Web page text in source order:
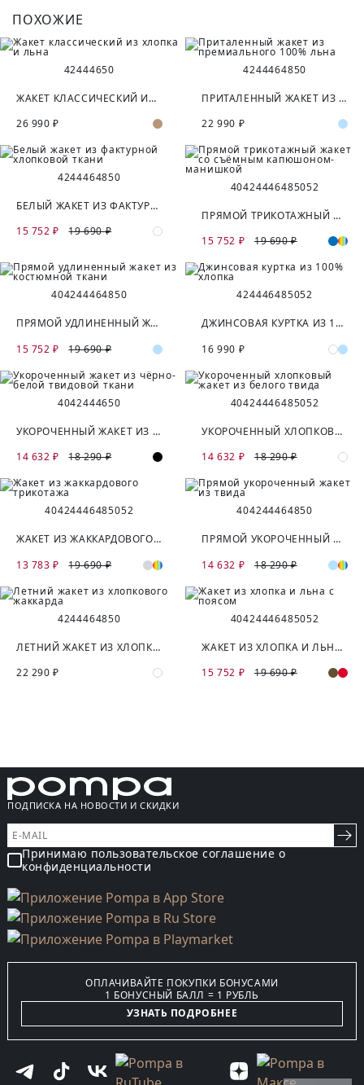
ПОХОЖИЕ
42444650
ЖАКЕТ КЛАCСИЧЕСКИЙ ИЗ ХЛОПКА И ЛЬНА
26 990 ₽
4244464850
ПРИТАЛЕННЫЙ ЖАКЕТ ИЗ ПРЕМИАЛЬНОГО 100% ЛЬНА
22 990 ₽
4244464850
БЕЛЫЙ ЖАКЕТ ИЗ ФАКТУРНОЙ ХЛОПКОВОЙ ТКАНИ
15 752 ₽
19 690 ₽
40424446485052
ПРЯМОЙ ТРИКОТАЖНЫЙ ЖАКЕТ СО СЪЁМНЫМ КАПЮШОНОМ-МАНИШКОЙ
15 752 ₽
19 690 ₽
404244464850
ПРЯМОЙ УДЛИНЕННЫЙ ЖАКЕТ ИЗ КОСТЮМНОЙ ТКАНИ
15 752 ₽
19 690 ₽
424446485052
ДЖИНСОВАЯ КУРТКА ИЗ 100% ХЛОПКА
16 990 ₽
4042444650
УКОРОЧЕННЫЙ ЖАКЕТ ИЗ ЧЁРНО-БЕЛОЙ ТВИДОВОЙ ТКАНИ
14 632 ₽
18 290 ₽
40424446485052
УКОРОЧЕННЫЙ ХЛОПКОВЫЙ ЖАКЕТ ИЗ БЕЛОГО ТВИДА
14 632 ₽
18 290 ₽
40424446485052
ЖАКЕТ ИЗ ЖАККАРДОВОГО ТРИКОТАЖА
13 783 ₽
19 690 ₽
404244464850
ПРЯМОЙ УКОРОЧЕННЫЙ ЖАКЕТ ИЗ ТВИДА
14 632 ₽
18 290 ₽
4244464850
ЛЕТНИЙ ЖАКЕТ ИЗ ХЛОПКОВОГО ЖАККАРДА
22 290 ₽
40424446485052
ЖАКЕТ ИЗ ХЛОПКА И ЛЬНА С ПОЯСОМ
15 752 ₽
19 690 ₽
ПОДПИСКА НА НОВОСТИ И СКИДКИ
Принимаю пользовательское соглашение о
конфиденциальности
ОПЛАЧИВАЙТЕ ПОКУПКИ БОНУСАМИ
1 БОНУСНЫЙ БАЛЛ = 1 РУБЛЬ
УЗНАТЬ ПОДРОБНЕЕ